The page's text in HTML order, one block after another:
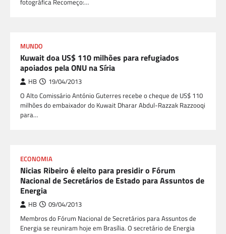
fotográfica Recomeço:…
MUNDO
Kuwait doa US$ 110 milhões para refugiados
apoiados pela ONU na Síria
HB 19/04/2013
O Alto Comissário António Guterres recebe o cheque de US$ 110
milhões do embaixador do Kuwait Dharar Abdul-Razzak Razzooqi
para…
ECONOMIA
Nicias Ribeiro é eleito para presidir o Fórum
Nacional de Secretários de Estado para Assuntos de
Energia
HB 09/04/2013
Membros do Fórum Nacional de Secretários para Assuntos de
Energia se reuniram hoje em Brasília. O secretário de Energia